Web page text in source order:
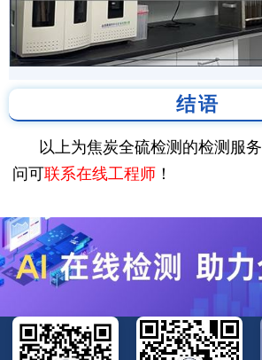
结语
以上为焦炭全硫检测的检测服
问可联系在线工程师 ！